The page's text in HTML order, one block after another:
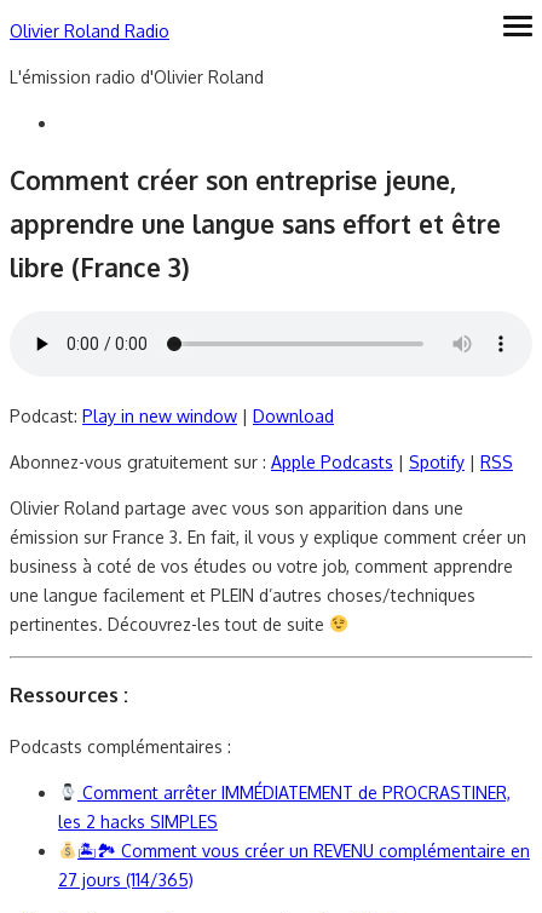
Skip
content
Olivier Roland Radio
L'émission radio d'Olivier Roland
Comment créer son entreprise jeune,
apprendre une langue sans effort et être
libre (France 3)
Podcast: Play in new window | Download
Abonnez-vous gratuitement sur : Apple Podcasts | Spotify | RSS
Olivier Roland partage avec vous son apparition dans une
émission sur France 3. En fait, il vous y explique comment créer un
business à coté de vos études ou votre job, comment apprendre
une langue facilement et PLEIN d’autres choses/techniques
pertinentes. Découvrez-les tout de suite
Ressources :
Podcasts complémentaires :
Comment arrêter IMMÉDIATEMENT de PROCRASTINER,
les 2 hacks SIMPLES
🏝🏞 Comment vous créer un REVENU complémentaire en
27 jours (114/365)